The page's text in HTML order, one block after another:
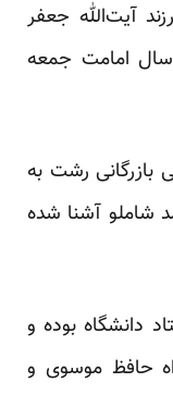
آیت‌الله جعفر
شمس لنگرودی است که مدت ۲۵ سال امامت جمعه
عالی بازرگانی رشت به
شاملو آشنا شده
دانشگاه بوده و
حافظ موسوی و